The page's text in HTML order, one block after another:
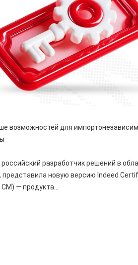
возможностей для
разработчик решений в
новую версию Indeed
— продукта...